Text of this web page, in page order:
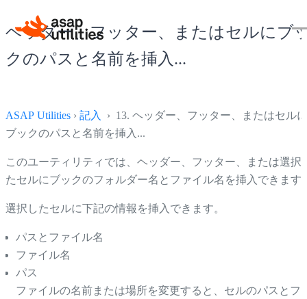
ヘッダー、フッター、またはセルにブ
クのパスと名前を挿入...
ASAP Utilities › 記入
› 13. ヘッダー、フッター、またはセルに
ブックのパスと名前を挿入...
このユーティリティでは、ヘッダー、フッター、または選択
たセルにブックのフォルダー名とファイル名を挿入できます
選択したセルに下記の情報を挿入できます。
パスとファイル名
ファイル名
パス
ファイルの名前または場所を変更すると、セルのパスとフ